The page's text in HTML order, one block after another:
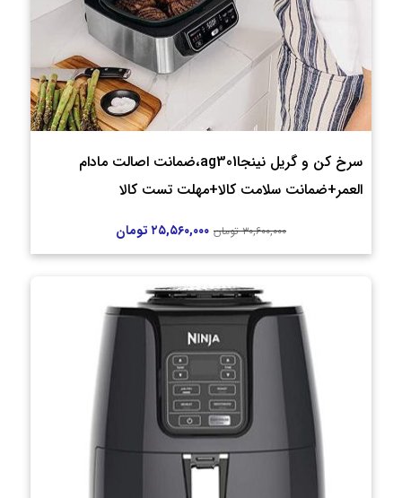
سرخ کن و گریل نینجاag301،ضمانت اصالت مادام
العمر+ضمانت سلامت کالا+مهلت تست کالا
۳۰,۶۰۰,۰۰۰ تومان ۲۵,۵۶۰,۰۰۰ تومان